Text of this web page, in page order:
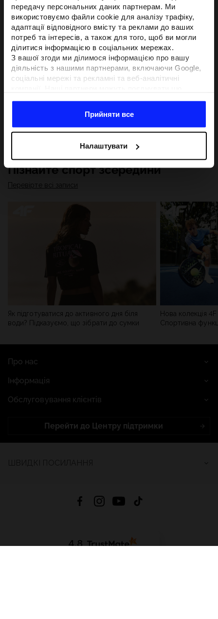
передачу персональних даних партнерам. Ми
використовуємо файли cookie для аналізу трафіку,
адаптації відповідного вмісту та реклами до ваших
потреб та інтересів, а також для того, щоб ви могли
ділитися інформацією в соціальних мережах.
З вашої згоди ми ділимося інформацією про вашу
діяльність з нашими партнерами, включаючи Google,
соціальні мережі та рекламні та веб-аналітичні
отримують у результаті використання вами їхніх
послуг.З вашої згоди ми також можемо ділитися
з метою націлювання та покращення відображення
відповідної онлайн-реклами, проведення аналітики,
відповідності вмісту та вдосконалення рішень, які
пропонують наші партнери (наприклад, соціальні
мережі). Детальну інформацію можна знайти в нашій
та в розділі «Деталі».
Прийняти все
Налаштувати
Пізнайте спорт зсередини
Перевірте всі записи
Як підготуватися до активного дня біля
води? Підказуємо, що зібрати до сумки
Нова колекція
Спортивна
Про нас
Інформація
Обслуговування клієнтів
Перейти до Центру підтримки
4.8